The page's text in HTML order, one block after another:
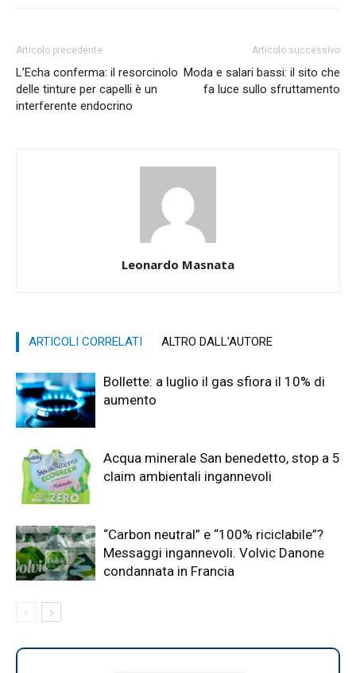
Articolo precedente
L’Echa conferma: il resorcinolo
delle tinture per capelli è un
interferente endocrino
Articolo successivo
Moda e salari bassi: il sito che
fa luce sullo sfruttamento
Leonardo Masnata
ARTICOLI CORRELATI ALTRO DALL'AUTORE
Bollette: a luglio il gas sfiora il 10% di
aumento
Acqua minerale San benedetto, stop a 5
claim ambientali ingannevoli
“Carbon neutral” e “100% riciclabile”?
Messaggi ingannevoli. Volvic Danone
condannata in Francia